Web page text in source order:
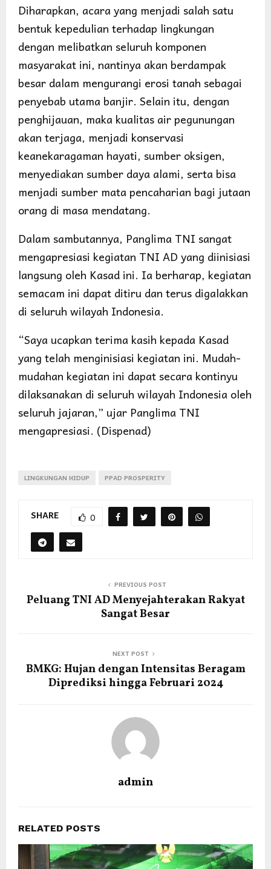
Diharapkan, acara yang menjadi salah satu
bentuk kepedulian terhadap lingkungan
dengan melibatkan seluruh komponen
masyarakat ini, nantinya akan berdampak
besar dalam mengurangi erosi tanah sebagai
penyebab utama banjir. Selain itu, dengan
penghijauan, maka kualitas air pegunungan
akan terjaga, menjadi konservasi
keanekaragaman hayati, sumber oksigen,
menyediakan sumber daya alami, serta bisa
menjadi sumber mata pencaharian bagi jutaan
orang di masa mendatang.
Dalam sambutannya, Panglima TNI sangat
mengapresiasi kegiatan TNI AD yang diinisiasi
langsung oleh Kasad ini. Ia berharap, kegiatan
semacam ini dapat ditiru dan terus digalakkan
di seluruh wilayah Indonesia.
“Saya ucapkan terima kasih kepada Kasad
yang telah menginisiasi kegiatan ini. Mudah-
mudahan kegiatan ini dapat secara kontinyu
dilaksanakan di seluruh wilayah Indonesia oleh
seluruh jajaran,” ujar Panglima TNI
mengapresiasi. (Dispenad)
LINGKUNGAN HIDUP PPAD PROSPERITY
SHARE 0
PREVIOUS POST
Peluang TNI AD Menyejahterakan Rakyat
Sangat Besar
NEXT POST
BMKG: Hujan dengan Intensitas Beragam
Diprediksi hingga Februari 2024
admin
RELATED POSTS